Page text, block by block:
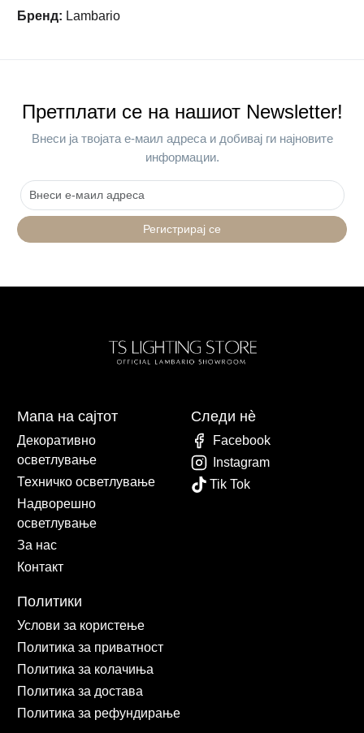
Бренд: Lambario
Претплати се на нашиот Newsletter!
Внеси ја твојата е-маил адреса и добивај ги најновите
информации.
Регистрирај се
Мапа на сајтот
Декоративно
осветлување
Техничко осветлување
Надворешно
осветлување
За нас
Контакт
Политики
Услови за користење
Политика за приватност
Политика за колачиња
Политика за достава
Политика за рефундирање
Следи нè
Facebook
Instagram
Tik Tok